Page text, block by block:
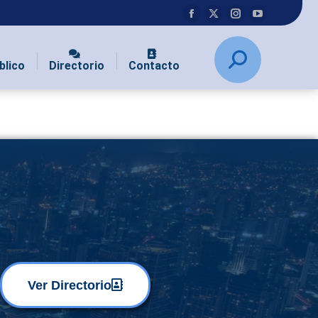
Directorio Contacto
Ver Directorio